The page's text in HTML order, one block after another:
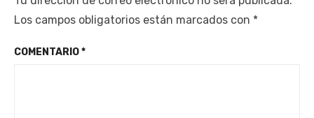
Los campos obligatorios están marcados con *
COMENTARIO*